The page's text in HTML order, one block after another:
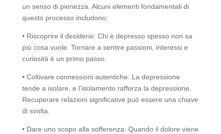
un senso di pienezza. Alcuni elementi fondamentali di
questo processo includono:
• Riscoprire il desiderio: Chi è depresso spesso non sa
più cosa vuole. Tornare a sentire passioni, interessi e
curiosità è un primo passo.
• Coltivare connessioni autentiche: La depressione
tende a isolare, e l’isolamento rafforza la depressione.
Recuperare relazioni significative può essere una chiave
di svolta.
• Dare uno scopo alla sofferenza: Quando il dolore viene